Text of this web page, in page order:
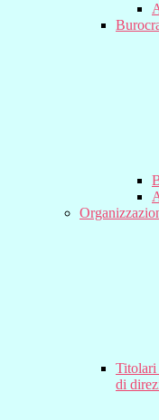
Titolari
di